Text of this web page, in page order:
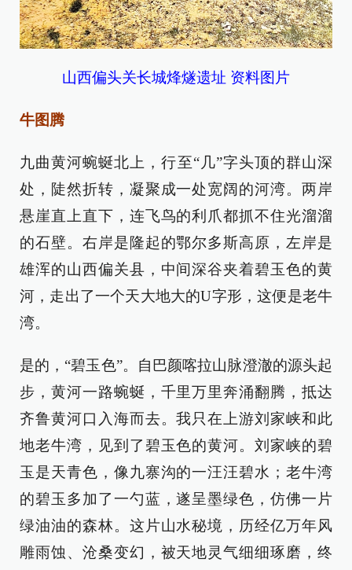
山西偏头关长城烽燧遗址 资料图片
牛图腾
九曲黄河蜿蜒北上，行至“几”字头顶的群山深
处，陡然折转，凝聚成一处宽阔的河湾。两岸
悬崖直上直下，连飞鸟的利爪都抓不住光溜溜
的石壁。右岸是隆起的鄂尔多斯高原，左岸是
雄浑的山西偏关县，中间深谷夹着碧玉色的黄
河，走出了一个天大地大的U字形，这便是老牛
湾。
是的，“碧玉色”。自巴颜喀拉山脉澄澈的源头起
步，黄河一路蜿蜒，千里万里奔涌翻腾，抵达
齐鲁黄河口入海而去。我只在上游刘家峡和此
地老牛湾，见到了碧玉色的黄河。刘家峡的碧
玉是天青色，像九寨沟的一汪汪碧水；老牛湾
的碧玉多加了一勺蓝，遂呈墨绿色，仿佛一片
绿油油的森林。这片山水秘境，历经亿万年风
雕雨蚀、沧桑变幻，被天地灵气细细琢磨，终